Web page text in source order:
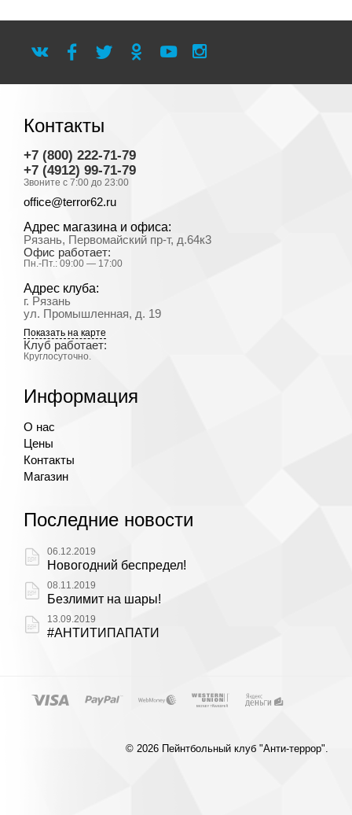
Контакты
+7 (800) 222-71-79
+7 (4912) 99-71-79
Звоните с 7:00 до 23:00
office@terror62.ru
Адрес магазина и офиса:
Рязань, Первомайский пр-т, д.64к3
Офис работает:
Пн.-Пт.: 09:00 — 17:00
Адрес клуба:
г. Рязань
ул. Промышленная, д. 19
Показать на карте
Клуб работает:
Круглосуточно.
Информация
О нас
Цены
Контакты
Магазин
Последние новости
06.12.2019
Новогодний беспредел!
08.11.2019
Безлимит на шары!
13.09.2019
#АНТИТИПАПАТИ
© 2026 Пейнтбольный клуб "Анти-террор".